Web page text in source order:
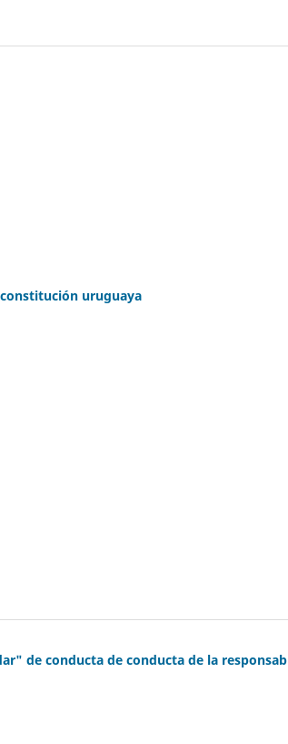
uruguaya
de conducta de conducta de la